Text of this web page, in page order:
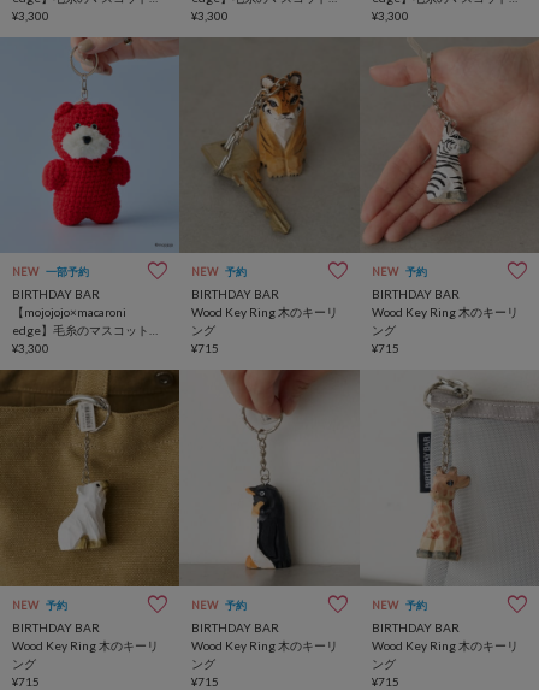
トラップ
¥3,300
トラップ
¥3,300
トラップ
¥3,300
NEW 一部予約
BIRTHDAY BAR
【mojojojo×macaroni
edge】毛糸のマスコットス
トラップ
¥3,300
NEW 予約
BIRTHDAY BAR
Wood Key Ring 木のキーリ
ング
¥715
NEW 予約
BIRTHDAY BAR
Wood Key Ring 木のキーリ
ング
¥715
NEW 予約
BIRTHDAY BAR
Wood Key Ring 木のキーリ
ング
¥715
NEW 予約
BIRTHDAY BAR
Wood Key Ring 木のキーリ
ング
¥715
NEW 予約
BIRTHDAY BAR
Wood Key Ring 木のキーリ
ング
¥715